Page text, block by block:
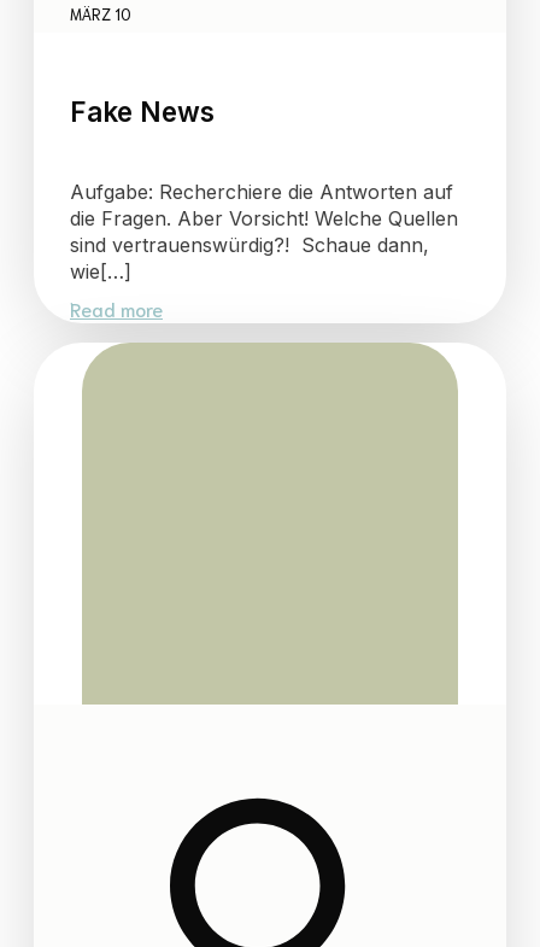
MÄRZ 10
Fake News
Aufgabe: Recherchiere die Antworten auf
die Fragen. Aber Vorsicht! Welche Quellen
sind vertrauenswürdig?! Schaue dann,
wie[…]
Read more